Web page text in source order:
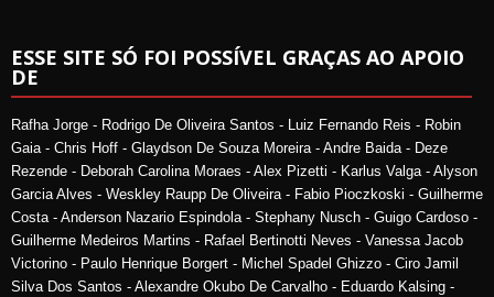
ESSE SITE SÓ FOI POSSÍVEL GRAÇAS AO APOIO
DE
Rafha Jorge - Rodrigo De Oliveira Santos - Luiz Fernando Reis - Robin
Gaia - Chris Hoff - Glaydson De Souza Moreira - Andre Baida - Deze
Rezende - Deborah Carolina Moraes - Alex Pizetti - Karlus Valga - Alyson
Garcia Alves - Weskley Raupp De Oliveira - Fabio Pioczkoski - Guilherme
Costa - Anderson Nazario Espindola - Stephany Nusch - Guigo Cardoso -
Guilherme Medeiros Martins - Rafael Bertinotti Neves - Vanessa Jacob
Victorino - Paulo Henrique Borgert - Michel Spadel Ghizzo - Ciro Jamil
Silva Dos Santos - Alexandre Okubo De Carvalho - Eduardo Kalsing -